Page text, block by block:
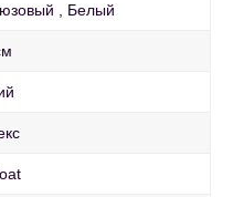
Белый